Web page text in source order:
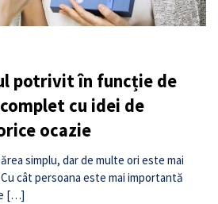
potrivit în funcție de
cu idei de
ocazie
simplu, dar de multe ori este mai
cât persoana este mai importantă
[…]